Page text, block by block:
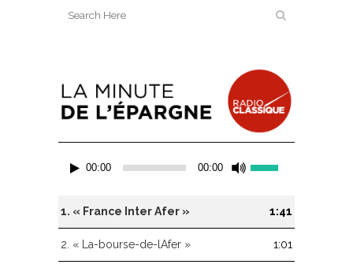
audio
00:00 00:00
haut/bas
pour
augmenter
ou
1. « France Inter Afer » 1:41
2. « La-bourse-de-lAfer » 1:01